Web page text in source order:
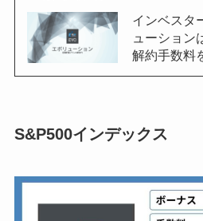
インベスタ
ューション
解約手数料
S&P500インデックス